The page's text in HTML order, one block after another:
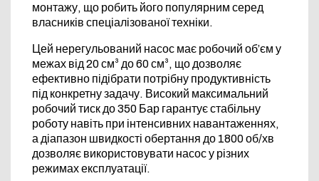
монтажу, що робить його популярним серед
власників спеціалізованої техніки.
Цей нерегульований насос має робочий об’єм у
межах від 20 см³ до 60 см³, що дозволяє
ефективно підібрати потрібну продуктивність
під конкретну задачу. Високий максимальний
робочий тиск до 350 Бар гарантує стабільну
роботу навіть при інтенсивних навантаженнях,
а діапазон швидкості обертання до 1800 об/хв
дозволяє використовувати насос у різних
режимах експлуатації.